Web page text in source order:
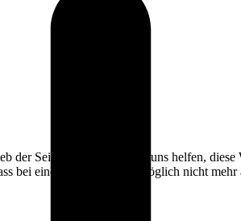
Seite, während andere uns helfen,
bei einer Ablehnung womöglich nicht